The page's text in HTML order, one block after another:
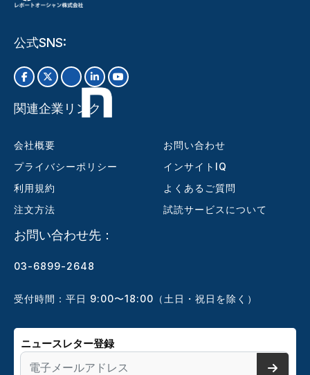
公式SNS:
関連企業リンク
会社概要
プライバシーポリシー
利用規約
注文方法
お問い合わせ
インサイトIQ
よくあるご質問
試読サービスについて
お問い合わせ先：
03-6899-2648
受付時間：平日 9:00〜18:00（土日・祝日を除く）
ニュースレター登録